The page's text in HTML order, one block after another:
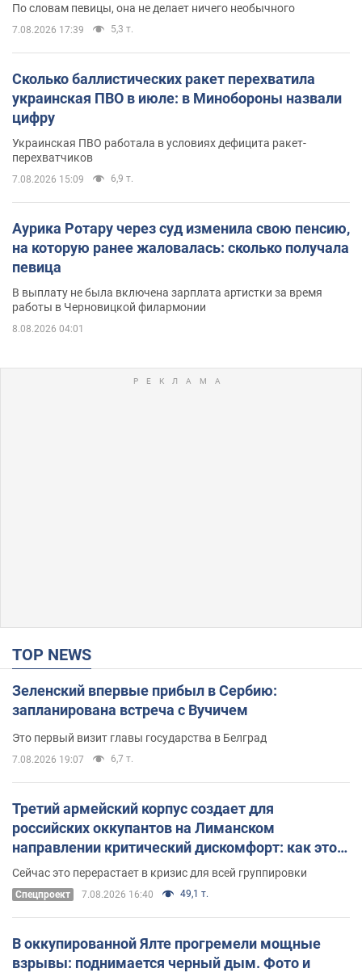
По словам певицы, она не делает ничего необычного
7.08.2026 17:39 5,3 т.
Сколько баллистических ракет перехватила
украинская ПВО в июле: в Минобороны назвали
цифру
Украинская ПВО работала в условиях дефицита ракет-
перехватчиков
7.08.2026 15:09 6,9 т.
Аурика Ротару через суд изменила свою пенсию,
на которую ранее жаловалась: сколько получала
певица
В выплату не была включена зарплата артистки за время
работы в Черновицкой филармонии
8.08.2026 04:01
TOP NEWS
Зеленский впервые прибыл в Сербию:
запланирована встреча с Вучичем
Это первый визит главы государства в Белград
7.08.2026 19:07 6,7 т.
Третий армейский корпус создает для
российских оккупантов на Лиманском
направлении критический дискомфорт: как это
удалось
Сейчас это перерастает в кризис для всей группировки
Спецпроект 7.08.2026 16:40 49,1 т.
В оккупированной Ялте прогремели мощные
взрывы: поднимается черный дым. Фото и